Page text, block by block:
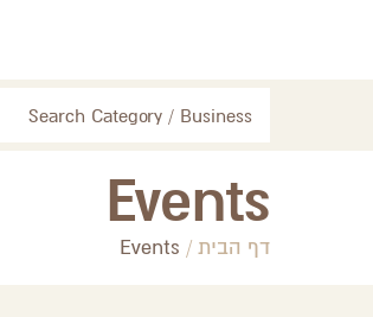
Search Category / Business
Events
דף הבית /
Events